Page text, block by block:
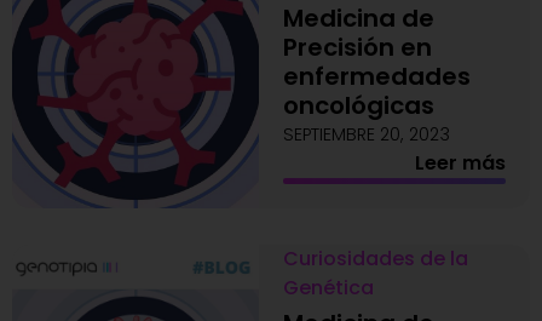
Medicina de
Precisión en
enfermedades
oncológicas
SEPTIEMBRE 20, 2023
Leer más
Curiosidades de la
Genética